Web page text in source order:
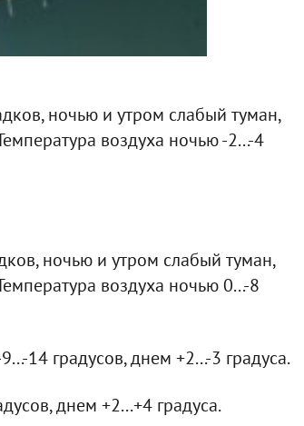
ночью и утром слабый туман,
воздуха ночью -2...-4
ночью и утром слабый туман,
воздуха ночью 0...-8
14 градусов, днем +2...-3 градуса.
днем +2...+4 градуса.